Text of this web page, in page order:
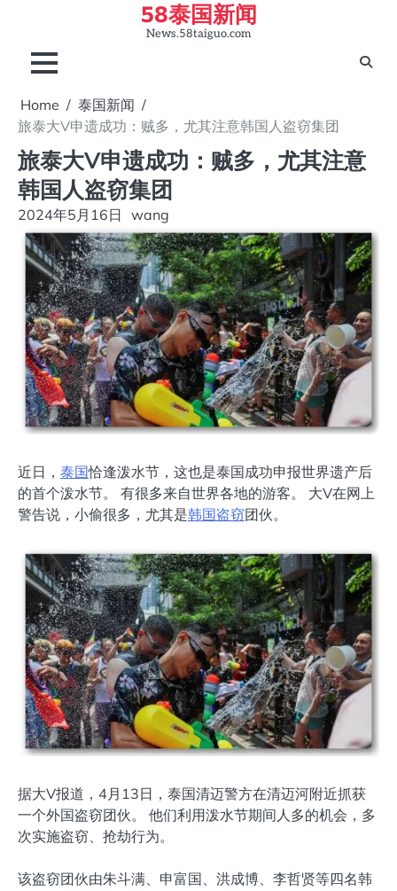
content
58泰国新闻
News.58taiguo.com
Home
泰国新闻
旅泰大V申遗成功：贼多，尤其注意韩国人盗窃集团
旅泰大V申遗成功：贼多，尤其注意
韩国人盗窃集团
2024年5月16日 wang
近日， 泰国恰逢泼水节，这也是泰国成功申报世界遗产后
的首个泼水节。 有很多来自世界各地的游客。 大V在网上
警告说，小偷很多，尤其是韩国盗窃团伙。
据大V报道，4月13日，泰国清迈警方在清迈河附近抓获
一个外国盗窃团伙。 他们利用泼水节期间人多的机会，多
次实施盗窃、抢劫行为。
该盗窃团伙由朱斗满、申富国、洪成博、李哲贤等四名韩